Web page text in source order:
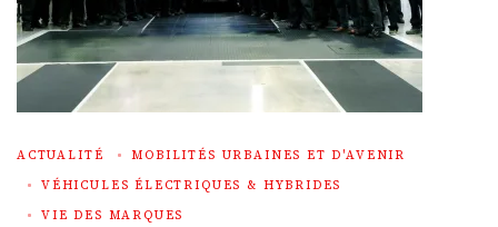
ACTUALITÉ
MOBILITÉS URBAINES ET D'AVENIR
VÉHICULES ÉLECTRIQUES & HYBRIDES
VIE DES MARQUES